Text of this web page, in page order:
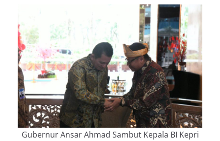
Gubernur Ansar Ahmad Sambut Kepala BI Kepri